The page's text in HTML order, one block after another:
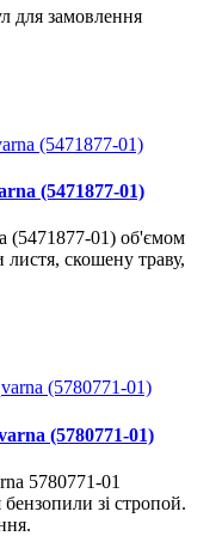
для замовлення
(5471877-01)
(5471877-01) об'ємом
листя, скошену траву,
(5780771-01)
5780771-01
бензопили зі стропой.
.